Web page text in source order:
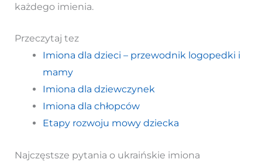
każdego imienia.
Przeczytaj tez
Imiona dla dzieci – przewodnik logopedki i
mamy
Imiona dla dziewczynek
Imiona dla chłopców
Etapy rozwoju mowy dziecka
Najczęstsze pytania o ukraińskie imiona